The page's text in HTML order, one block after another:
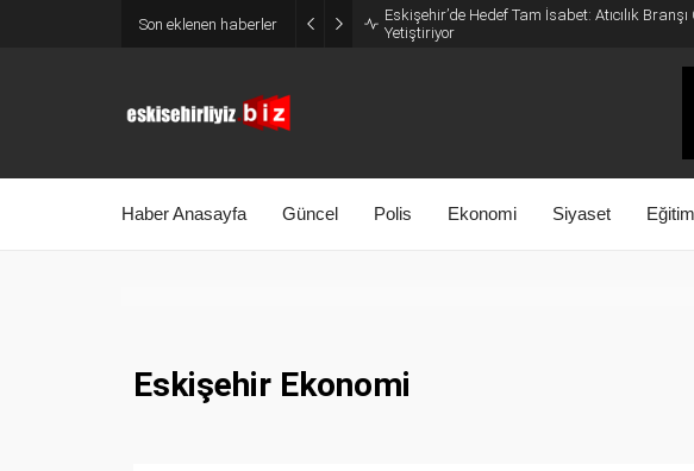
Son eklenen haberler
Eskişehir’de Hedef Tam İsabet: Atıcılık
Yetiştiriyor
Haber Anasayfa Güncel Polis Ekonomi Siyaset Eğitim
Eskişehir Ekonomi